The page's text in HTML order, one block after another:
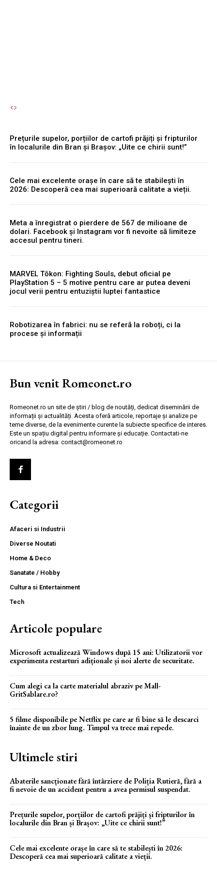
Prețurile supelor, porțiilor de cartofi prăjiți și fripturilor
în localurile din Bran și Brașov: „Uite ce chirii sunt!”
Cele mai excelente orașe în care să te stabilești în
2026: Descoperă cea mai superioară calitate a vieții.
Meta a înregistrat o pierdere de 567 de milioane de
dolari. Facebook și Instagram vor fi nevoite să limiteze
accesul pentru tineri.
MARVEL Tōkon: Fighting Souls, debut oficial pe
PlayStation 5 – 5 motive pentru care ar putea deveni
jocul verii pentru entuziștii luptei fantastice
Robotizarea în fabrici: nu se referă la roboți, ci la
procese și informații
Bun venit Romeonet.ro
Romeonet.ro un site de știri / blog de noutăți, dedicat diseminării de
informații și actualități. Acesta oferă articole, reportaje și analize pe
teme diverse, de la evenimente curente la subiecte specifice de interes.
Este un spațiu digital pentru informare și educație. Contactati-ne
oricand la adresa: contact@romeonet.ro
Categorii
Afaceri si Industrii
Diverse Noutati
Home & Deco
Sanatate / Hobby
Cultura si Entertainment
Tech
Articole populare
Microsoft actualizează Windows după 15 ani: Utilizatorii vor
experimenta restarturi adiționale și noi alerte de securitate.
Cum alegi ca la carte materialul abraziv pe Mall-
GritSablare.ro?
5 filme disponibile pe Netflix pe care ar fi bine să le descarci
înainte de un zbor lung. Timpul va trece mai repede.
Ultimele stiri
Abaterile sancționate fără întârziere de Poliția Rutieră, fără a
fi nevoie de un accident pentru a avea permisul suspendat.
Prețurile supelor, porțiilor de cartofi prăjiți și fripturilor în
localurile din Bran și Brașov: „Uite ce chirii sunt!”
Cele mai excelente orașe în care să te stabilești în 2026:
Descoperă cea mai superioară calitate a vieții.